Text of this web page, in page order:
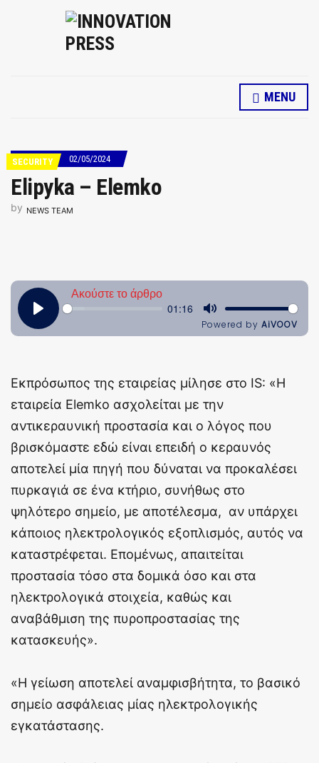
MENU
SECURITY 02/05/2024
Elipyka – Elemko
by NEWS TEAM
Εκπρόσωπος της εταιρείας μίλησε στο IS: «Η
εταιρεία Elemko ασχολείται με την
αντικεραυνική προστασία και ο λόγος που
βρισκόμαστε εδώ είναι επειδή ο κεραυνός
αποτελεί μία πηγή που δύναται να προκαλέσει
πυρκαγιά σε ένα κτήριο, συνήθως στο
ψηλότερο σημείο, με αποτέλεσμα, αν υπάρχει
κάποιος ηλεκτρολογικός εξοπλισμός, αυτός να
καταστρέφεται. Επομένως, απαιτείται
προστασία τόσο στα δομικά όσο και στα
ηλεκτρολογικά στοιχεία, καθώς και
αναβάθμιση της πυροπροστασίας της
κατασκευής».
«Η γείωση αποτελεί αναμφισβήτητα, το βασικό
σημείο ασφάλειας μίας ηλεκτρολογικής
εγκατάστασης.